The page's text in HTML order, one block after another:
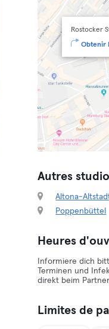
Rostocker
Obtenir
Autres
Altona-
Poppenbüttel
Heures
Informiere dich
Terminen und
direkt beim
Limites de